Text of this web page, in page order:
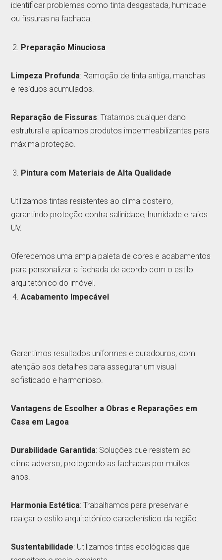
identificar problemas como tinta desgastada, humidade
ou fissuras na fachada.
Preparação Minuciosa
Limpeza Profunda: Remoção de tinta antiga, manchas
e resíduos acumulados.
Reparação de Fissuras: Tratamos qualquer dano
estrutural e aplicamos produtos impermeabilizantes para
máxima proteção.
Pintura com Materiais de Alta Qualidade
Utilizamos tintas resistentes ao clima costeiro,
garantindo proteção contra salinidade, humidade e raios
UV.
Oferecemos uma ampla paleta de cores e acabamentos
para personalizar a fachada de acordo com o estilo
arquitetónico do imóvel.
Acabamento Impecável
Garantimos resultados uniformes e duradouros, com
atenção aos detalhes para assegurar um visual
sofisticado e harmonioso.
Vantagens de Escolher a Obras e Reparações em
Casa em Lagoa
Durabilidade Garantida: Soluções que resistem ao
clima adverso, protegendo as fachadas por muitos
anos.
Harmonia Estética: Trabalhamos para preservar e
realçar o estilo arquitetónico característico da região.
Sustentabilidade: Utilizamos tintas ecológicas que